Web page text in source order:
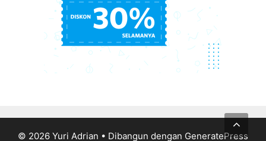
© 2026 Yuri Adrian • Dibangun dengan GeneratePress